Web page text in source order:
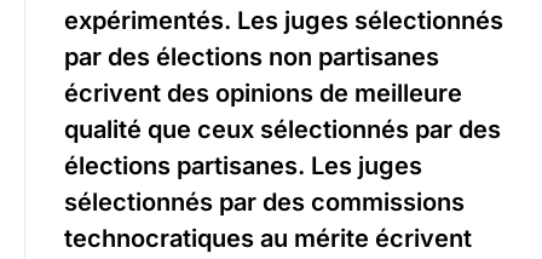
expérimentés. Les juges sélectionnés
par des élections non partisanes
écrivent des opinions de meilleure
qualité que ceux sélectionnés par des
élections partisanes. Les juges
sélectionnés par des commissions
technocratiques au mérite écrivent